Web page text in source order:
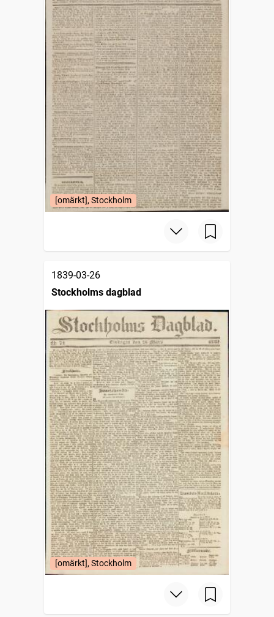
[omärkt], Stockholm
1839-03-26
Stockholms dagblad
[omärkt], Stockholm